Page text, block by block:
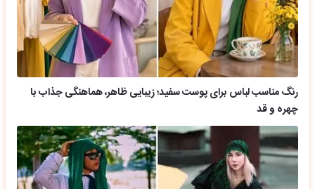
رنگ مناسب لباس برای پوست سفید؛ زیبایی ظاهر، هماهنگی جذاب با
چهره و قد